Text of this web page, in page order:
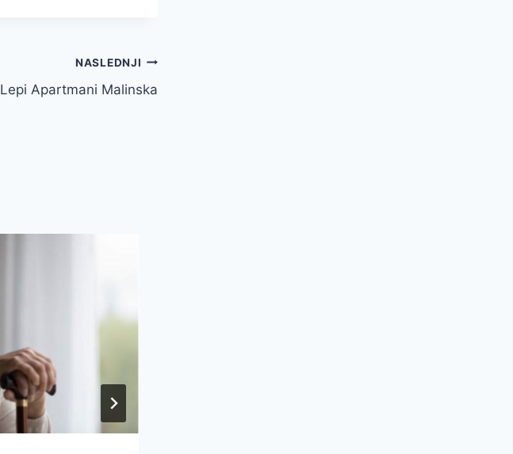
NASLEDNJI
Lepi Apartmani Malinska